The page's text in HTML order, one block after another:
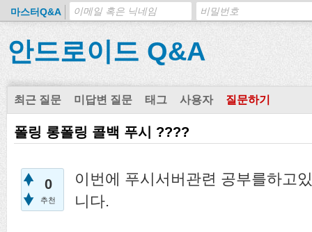
마스터Q&A
안드로이드 Q&A
최근 질문 미답변 질문 태그 사용자 질문하기
폴링 롱폴링 콜백 푸시 ????
0
추천
이번에 푸시서버관련 공부를하고
니다.